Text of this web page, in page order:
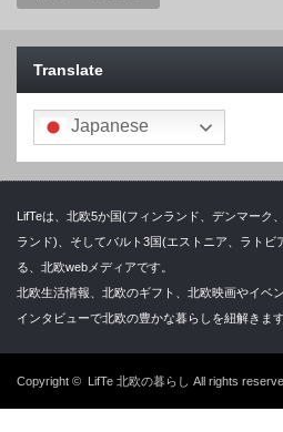
Translate
Japanese
LifTeは、北欧5か国(フィンランド、デンマーク
ランド)、そしてバルト3国(エストニア、ラトビ
る、北欧webメディアです。
北欧生活情報、北欧のギフト、北欧映画やイベ
インタビューで北欧の豊かな暮らしを紐解きます
Copyright © LifTe 北欧の暮らし All rights